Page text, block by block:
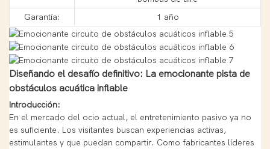
Garantía:
1 año
Diseñando el desafío definitivo: La emocionante pista de
obstáculos acuática inflable
Introducción:
En el mercado del ocio actual, el entretenimiento pasivo ya no
es suficiente. Los visitantes buscan experiencias activas,
estimulantes y que puedan compartir. Como fabricantes líderes